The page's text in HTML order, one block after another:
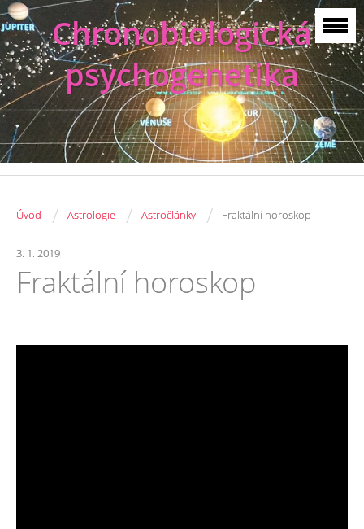
Chronobiologická
psychogenetika
Úvod / Astrologie / Astročlánky / Fraktální horoskop
3. 1. 2019
Fraktální horoskop